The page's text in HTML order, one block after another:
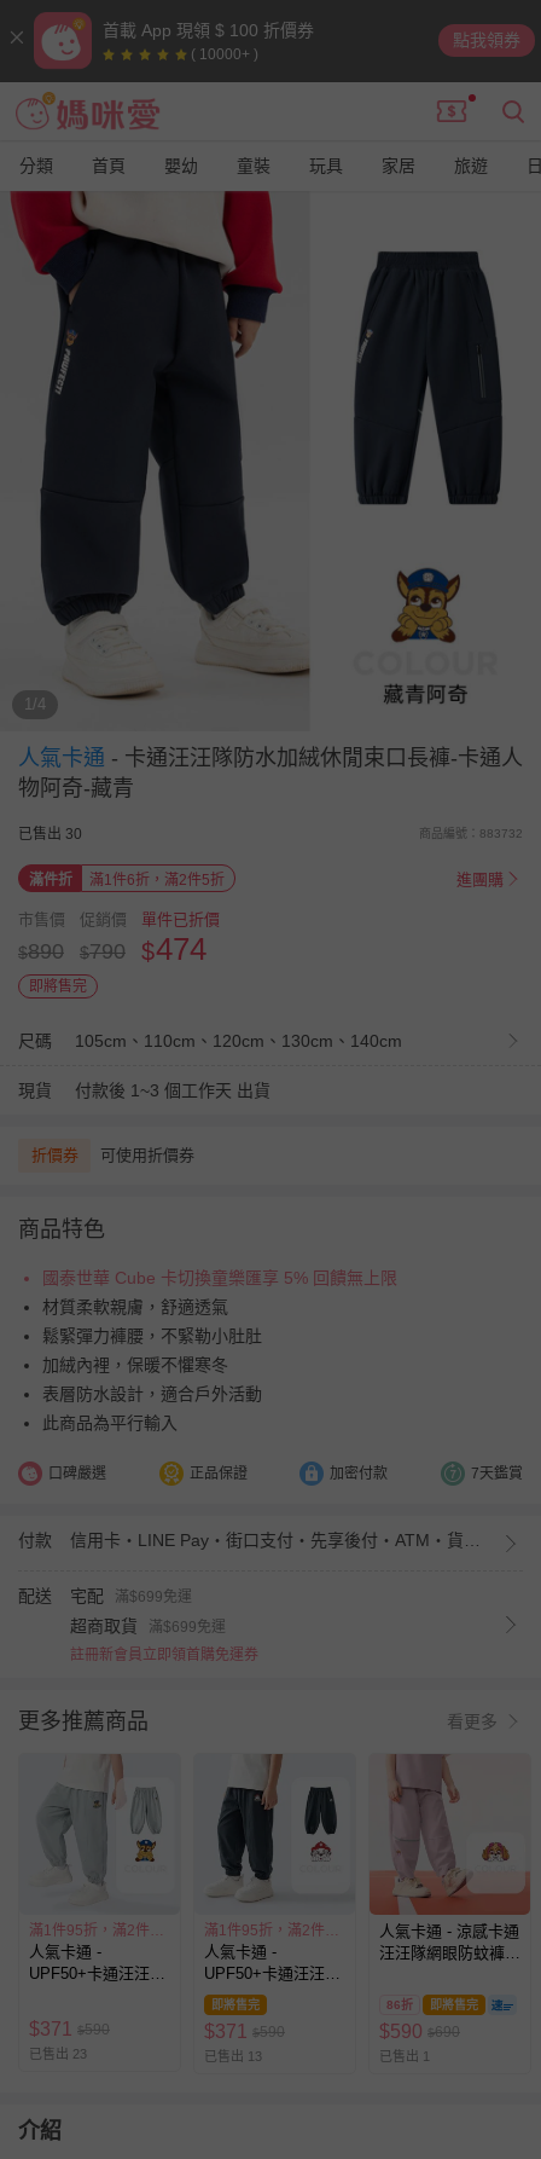
首載 App 現領 $ 100 折價券
( 10000+ )
點我領券
分類 首頁 嬰幼 童裝 玩具 家居 旅遊
1/4
人氣卡通 - 卡通汪汪隊防水加絨休閒束口長褲-卡通人
物阿奇-藏青
已售出 30 商品編號：883732
滿件折 滿1件6折，滿2件5折 進團購
市售價
$890
促銷價
$790
單件已折價
$474
即將售完
尺碼 105cm、110cm、120cm、130cm、140cm
現貨 付款後 1~3 個工作天 出貨
折價券 可使用折價券
商品特色
國泰世華 Cube 卡切換童樂匯享 5% 回饋無上限
材質柔軟親膚，舒適透氣
鬆緊彈力褲腰，不緊勒小肚肚
加絨內裡，保暖不懼寒冬
表層防水設計，適合戶外活動
此商品為平行輸入
口碑嚴選 正品保證 加密付款 7天鑑賞
付款
配送 宅配 滿$699免運
超商取貨
滿$699免運
註冊新會員立即領首購免運券
更多推薦商品 看更多
滿1件95折，滿2件85折
人氣卡通 -
UPF50+卡通汪汪隊
$371 $590
已售出 23
滿1件95折，滿2件85折
人氣卡通 -
UPF50+卡通汪汪隊
防蚊褲/空調褲-藏青
即將售完
$371 $590
已售出 13
人氣卡通 - 涼感卡通
汪汪隊網眼防蚊褲/
86折 即將售完
$590 $690
已售出 1
介紹